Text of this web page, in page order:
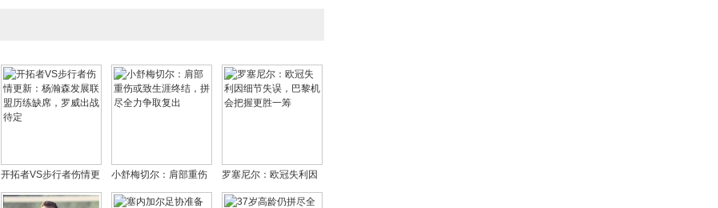
开拓者VS步行者伤情更
新：杨瀚森发展联盟历
小舒梅切尔：肩部重伤
或致生涯终结，拼尽全
罗塞尼尔：欧冠失利因
细节失误，巴黎机会把